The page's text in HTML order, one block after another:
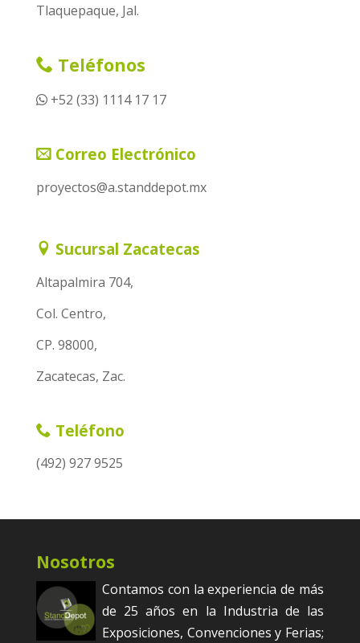
Tlaquepaque, Jal.
Teléfonos
+52 (33) 1114 17 17
Correo Electrónico
proyectos@a.standdepot.mx
Sucursal Zacatecas
Altapalmira 704,
Col. Centro,
CP. 98000,
Zacatecas, Zac.
Teléfono
(492) 927 9525
Nosotros
Contamos con la experiencia de más
de 25 años en la Industria de las
Exposiciones, Convenciones y Ferias;